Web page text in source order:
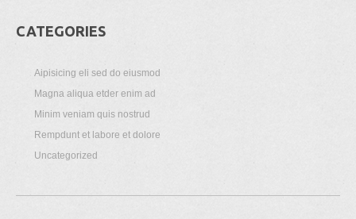
CATEGORIES
Aipisicing eli sed do eiusmod
Magna aliqua etder enim ad
Minim veniam quis nostrud
Rempdunt et labore et dolore
Uncategorized